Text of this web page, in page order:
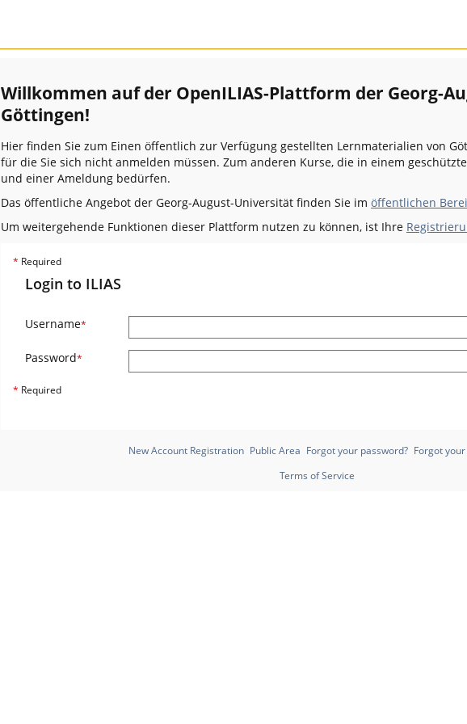
Willkommen auf der OpenILIAS-Plattform der Georg-
Göttingen!
Hier finden Sie zum Einen öffentlich zur Verfügung gestellten Lernmaterialien von
für die Sie sich nicht anmelden müssen. Zum anderen Kurse, die in einem
und einer Ameldung bedürfen.
Das öffentliche Angebot der Georg-August-Universität finden Sie im öffentlichen
Um weitergehende Funktionen dieser Plattform nutzen zu können, ist Ihre
* Required
Login to ILIAS
Username*
Password*
* Required
New Account Registration Public Area Forgot your password? Forgot
Terms of Service